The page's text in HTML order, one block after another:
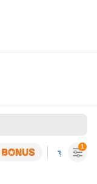
すべての条
1